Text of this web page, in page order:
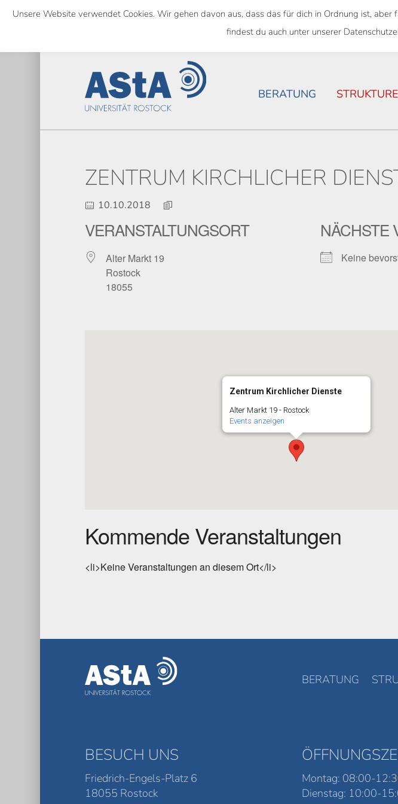
Skip
content
SEMESTERTICKET ALS BUNDESWEITES TICKET
BERATUNG
ZENTRUM KIRCHLICHER
10.10.2018
VERANSTALTUNGSORT
Alter Markt 19
Rostock
18055
NÄCHSTE
Keine
Zentrum Kirchlicher Dienste
Alter Markt 19 - Rostock
Events anzeigen
Kommende Veranstaltungen
<li>Keine Veranstaltungen an diesem Ort</li>
BERATUNG
BESUCH UNS
Friedrich-Engels-Platz 6
18055 Rostock
Montag: 08:00-
Dienstag: 10:00-
Unsere Website verwendet Cookies. Wir gehen davon aus, dass das für dich in Ordnung ist,
findest du auch unter unserer